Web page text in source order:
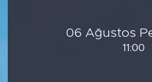
06 Ağustos
11:00